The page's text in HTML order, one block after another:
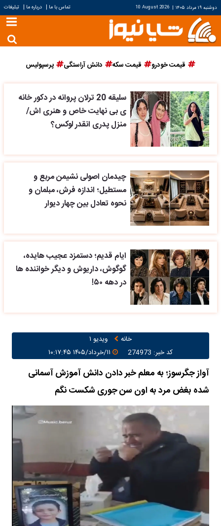
دوشنبه ۱۹ مرداد ۱۴۰۵ |
10 August 2026 تماس با ما | درباره ما | تبلیغات
قیمت خودرو قیمت سکه دانش آراستگی پرسپولیس
سلیقه 20 ترلان پروانه در دکور خانه
ی بی نهایت خاص و هنری اش/
منزل پدری انقدر لوکس؟
چیدمان اصولی نشیمن مربع و
مستطیل؛ اندازه فرش، مبلمان و
نحوه تعادل بین چهار دیوار
ایام قدیم؛ دستمزد عجیب هایده،
گوگوش، داریوش و دیگر خواننده ها
در دهه ۵۰!
خانه
ویدیو ۱
کد خبر: 274973
آواز جگرسوز؛ به معلم خبر دادن دانش آموزش آسمانی
شده بغض مرد به اون سن جوری شکست نگم